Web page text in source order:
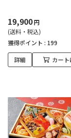
19,900円
(送料・税込)
獲得ポイント : 199
詳細 カート